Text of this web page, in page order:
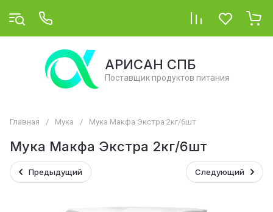
АРИСАН СПБ
Поставщик продуктов питания
Главная / Мука / Мука Макфа Экстра 2кг/6шт
Мука Макфа Экстра 2кг/6шт
Предыдущий Следующий